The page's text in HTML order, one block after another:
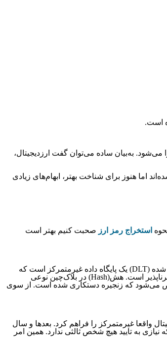
می‌شود. به‌بیان ساده می‌توان گفت ارزدیجیتال،
اما هنوز برای شناخت بهتر، ابهام‌های زیادی
استخراج رمز ارز صحبت کنیم بهتر است
پایگاه اطلاعاتی دیجیتال مجموعه‌ای از داده‌های ذخیره شده روی یک سیستم کامپیوتری در قالب الکترونیکی است. می‌توان گفت فناوری پایگاه اطلاعاتی توزیع شده (DLT) یک پایگاه داده غیرمتمرکز است که
کاربران مختلف شبکه آن را مدیریت می‌کنند. بلاک‌چین نیز نوعی از DLT است که در آن تراکنش‌ها با استفاده از هش ثبت می‌شود که یک امضای رمزنگاری تغییرناپذیر است. هش(Hash) در بلاک‌چین نوعی
می‌شود که زنجیره دستکاری شده است. از سوی
ایجاد یک ارز دیجیتال واقعا غیرمتمرکز را فراهم کرد. بعدها و سال
به تایید هیچ شخص ثالثی ندارد. همین امر